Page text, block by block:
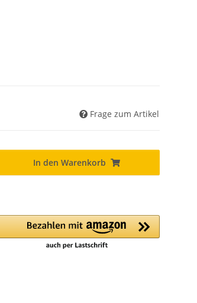
Frage zum Artikel
In den Warenkorb